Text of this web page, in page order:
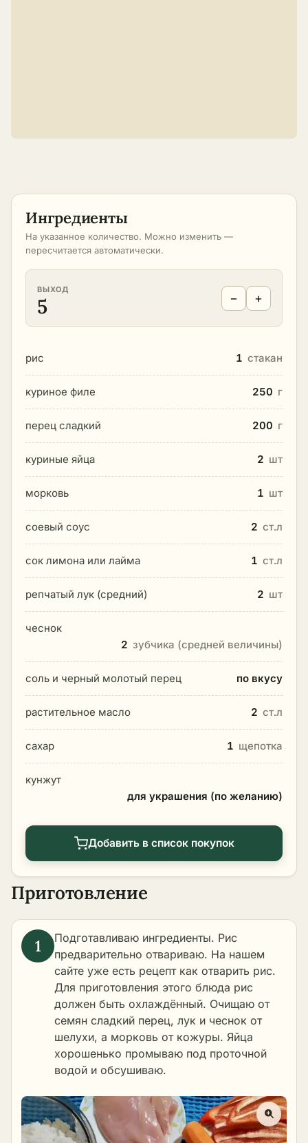
Ингредиенты
На указанное количество. Можно изменить —
пересчитается автоматически.
ВЫХОД
5 − +
рис 1 стакан
куриное филе 250 г
перец сладкий 200 г
куриные яйца 2 шт
морковь 1 шт
соевый соус 2 ст.л
сок лимона или лайма 1 ст.л
репчатый лук (средний) 2 шт
чеснок
2 зубчика (средней величины)
соль и черный молотый перец по вкусу
растительное масло 2 ст.л
сахар 1 щепотка
кунжут
для украшения (по желанию)
Добавить в список покупок
Приготовление
Подготавливаю ингредиенты. Рис
предварительно отвариваю. На нашем
сайте уже есть рецепт как отварить рис.
Для приготовления этого блюда рис
должен быть охлаждённый. Очищаю от
семян сладкий перец, лук и чеснок от
шелухи, а морковь от кожуры. Яйца
хорошенько промываю под проточной
водой и обсушиваю.